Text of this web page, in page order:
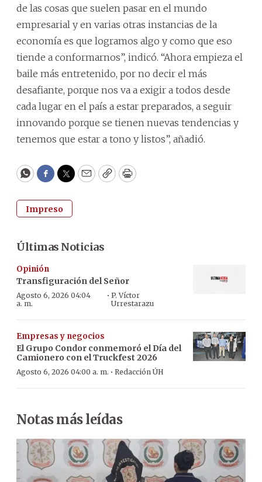
de las cosas que suelen pasar en el mundo
empresarial y en varias otras instancias de la
economía es que logramos algo y como que eso
tiende a conformarnos”, indicó. “Ahora empieza el
baile más entretenido, por no decir el más
desafiante, porque nos va a exigir a todos desde
cada lugar en el país a estar preparados, a seguir
innovando porque se tienen nuevas tendencias y
tenemos que estar a tono y listos”, añadió.
WhatsApp
Facebook
Twitter
EmailCopyPrint
Impreso
Últimas Noticias
Opinión
Transfiguración del Señor
Agosto 6, 2026 04:04
a. m.
· P. Víctor
Urrestarazu
Empresas y negocios
El Grupo Condor conmemoró el Día del
Camionero con el Truckfest 2026
Agosto 6, 2026 04:00 a. m. · Redacción ÚH
Notas más leídas